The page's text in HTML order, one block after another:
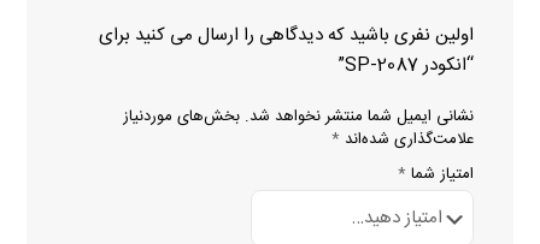
اولین نفری باشید که دیدگاهی را ارسال می کنید برای
“انکودر SP-2087”
نشانی ایمیل شما منتشر نخواهد شد. بخش‌های موردنیاز
علامت‌گذاری شده‌اند *
امتیاز شما *